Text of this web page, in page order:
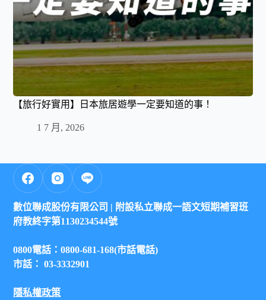
【旅行好實用】日本旅居遊學一定要知道的事！
1 7 月, 2026
數位聯成股份有限公司 | 附設私立聯成一語文短期補習班
府教終字第1130234544號
0800電話：0800-681-168(市話電話)
市話： 03-3332901
隱私權政策